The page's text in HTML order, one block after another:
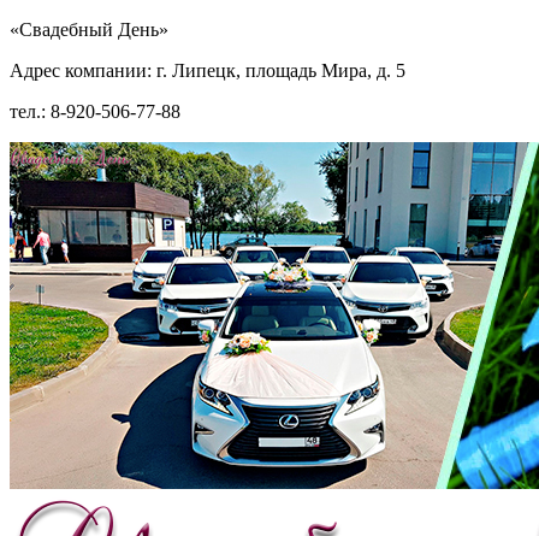
«Свадебный День»
Адрес компании: г. Липецк, площадь Мира, д. 5
тел.: 8-920-506-77-88